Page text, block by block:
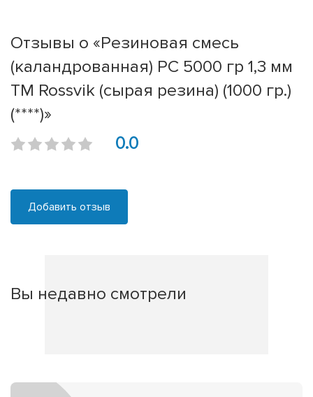
Отзывы о «Резиновая смесь
(каландрованная) РС 5000 гр 1,3 мм
ТМ Rossvik (сырая резина) (1000 гр.)
(****)»
0.0
Добавить отзыв
Вы недавно смотрели